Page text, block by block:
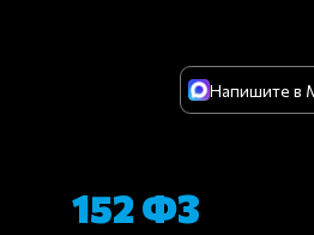
Напишите в
152 ФЗ